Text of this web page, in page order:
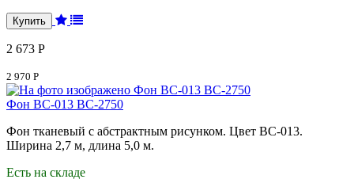
2 673 Р
2 970 Р
Фон BC-013 BC-2750
Фон тканевый с абстрактным рисунком. Цвет BC-013.
Ширина 2,7 м, длина 5,0 м.
Есть на складе